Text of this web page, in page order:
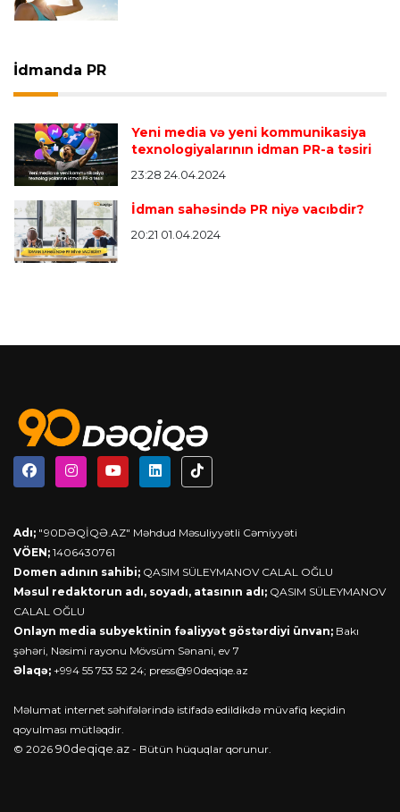
İdmanda PR
Yeni media və yeni kommunikasiya
texnologiyalarının idman PR-a təsiri
23:28 24.04.2024
İdman sahəsində PR niyə vacıbdir?
20:21 01.04.2024
Adı; "90DƏQİQƏ.AZ" Məhdud Məsuliyyətli Cəmiyyəti
VÖEN; 1406430761
Domen adının sahibi; QASIM SÜLEYMANOV CALAL OĞLU
Məsul redaktorun adı, soyadı, atasının adı; QASIM SÜLEYMANOV
CALAL OĞLU
Onlayn media subyektinin fəaliyyət göstərdiyi ünvan; Bakı
şəhəri, Nəsimi rayonu Mövsüm Sənani, ev 7
Əlaqə; +994 55 753 52 24; press@90deqiqe.az
Məlumat internet səhifələrində istifadə edildikdə müvafiq keçidin
qoyulması mütləqdir.
© 2026 90deqiqe.az - Bütün hüquqlar qorunur.